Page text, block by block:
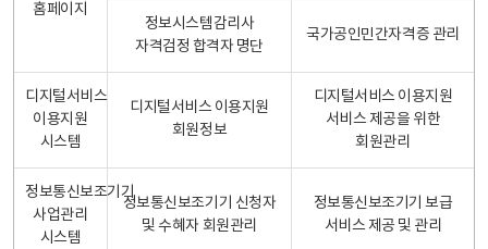
홈페이지
정보시스템감리사
자격검정 합격자 명단
국가공인민간자격증 관리
디지털서비스
이용지원
시스템
디지털서비스 이용지원
회원정보
디지털서비스 이용지원
서비스 제공을 위한
회원관리
정보통신보조기기
사업관리
시스템
정보통신보조기기 신청자
및 수혜자 회원관리
정보통신보조기기 보급
서비스 제공 및 관리